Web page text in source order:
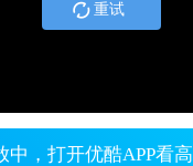
重试
中，打开优酷APP看